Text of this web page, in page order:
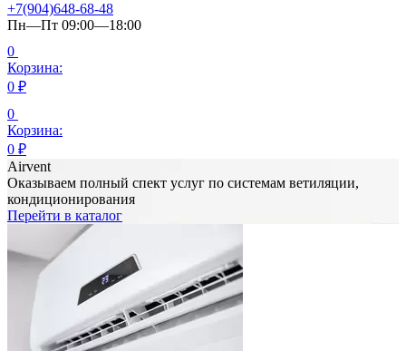
+7(904)648-68-48
Пн—Пт 09:00—18:00
0
Корзина:
0 ₽
0
Корзина:
0 ₽
Airvent
Оказываем полный спект услуг по системам ветиляции,
кондиционирования
Перейти в каталог